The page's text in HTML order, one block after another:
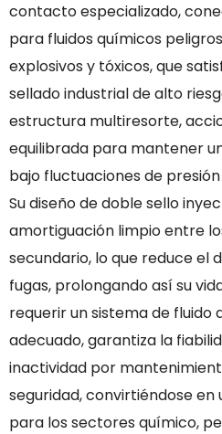
contacto especializado,
para fluidos químicos
explosivos y tóxicos, que
sellado industrial de alto
estructura multiresorte,
equilibrada para mantener
bajo fluctuaciones de
Su diseño de doble sello
amortiguación limpio entre
secundario, lo que reduce el
fugas, prolongando así su
requerir un sistema de fluido
adecuado, garantiza la
inactividad por
seguridad, convirtiéndose
para los sectores químico,